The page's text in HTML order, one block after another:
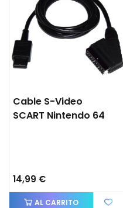
Cable S-Video
SCART Nintendo 64
14,99 €
AL CARRITO